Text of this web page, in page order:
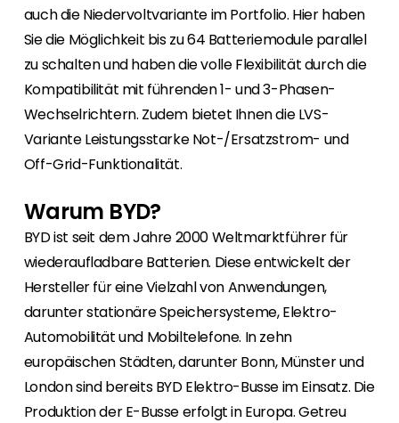
auch die Niedervoltvariante im Portfolio. Hier haben
Sie die Möglichkeit bis zu 64 Batteriemodule parallel
zu schalten und haben die volle Flexibilität durch die
Kompatibilität mit führenden 1- und 3-Phasen-
Wechselrichtern. Zudem bietet Ihnen die LVS-
Variante Leistungsstarke Not-/Ersatzstrom- und
Off-Grid-Funktionalität.
Warum BYD?
BYD ist seit dem Jahre 2000 Weltmarktführer für
wiederaufladbare Batterien. Diese entwickelt der
Hersteller für eine Vielzahl von Anwendungen,
darunter stationäre Speichersysteme, Elektro-
Automobilität und Mobiltelefone. In zehn
europäischen Städten, darunter Bonn, Münster und
London sind bereits BYD Elektro-Busse im Einsatz. Die
Produktion der E-Busse erfolgt in Europa. Getreu